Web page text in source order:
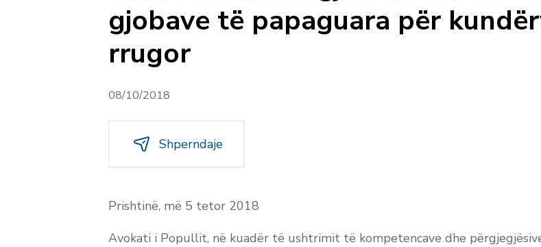
gjobave të papaguara për
rrugor
08/10/2018
Shperndaje
Prishtinë, më 5 tetor 2018
Avokati i Popullit, në kuadër të ushtrimit të kompetencave dhe